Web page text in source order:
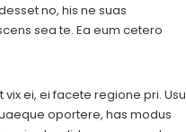
no, his ne suas
sea te. Ea eum cetero
ei, ei facete regione pri. Usu
oportere, has modus